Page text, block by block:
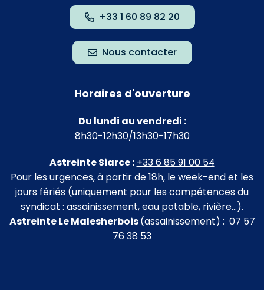
+33 1 60 89 82 20
Nous contacter
Horaires d'ouverture
Du lundi au vendredi :
8h30-12h30/13h30-17h30
Astreinte Siarce : +33 6 85 91 00 54
Pour les urgences, à partir de 18h, le week-end et les
jours fériés (uniquement pour les compétences du
syndicat : assainissement, eau potable, rivière…).
Astreinte Le Malesherbois(assainissement) : 07 57
76 38 53